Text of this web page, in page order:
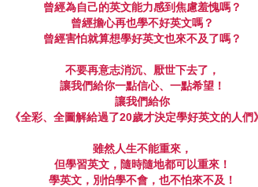
曾經為自己的英文能力感到焦慮羞愧嗎？
曾經擔心再也學不好英文嗎？
曾經害怕就算想學好英文也來不及了嗎？
不要再意志消沉、厭世下去了，
讓我們給你一點信心、一點希望！
讓我們給你
《全彩、全圖解給過了20歲才決定學好英文的人們
雖然人生不能重來，
但學習英文，隨時隨地都可以重來！
學英文，別怕學不會，也不怕來不及！